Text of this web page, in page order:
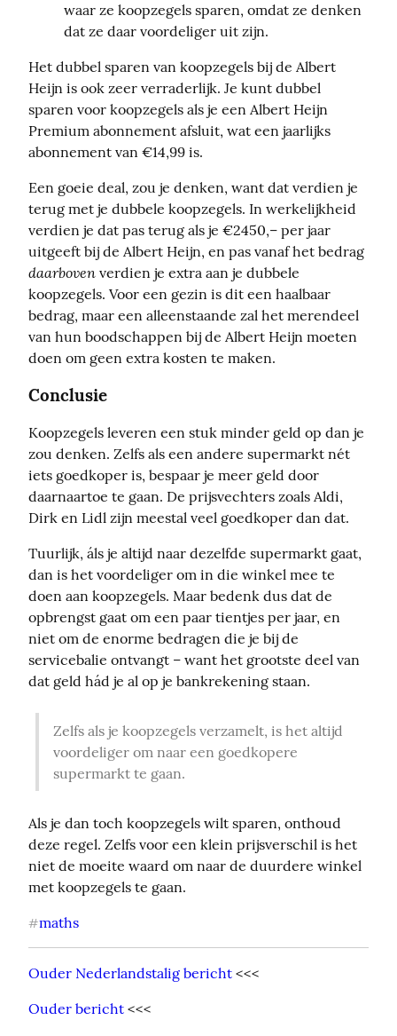
waar ze koopzegels sparen, omdat ze denken
dat ze daar voordeliger uit zijn.
Het dubbel sparen van koopzegels bij de Albert
Heijn is ook zeer verraderlijk. Je kunt dubbel
sparen voor koopzegels als je een Albert Heijn
Premium abonnement afsluit, wat een jaarlijks
abonnement van €14,99 is.
Een goeie deal, zou je denken, want dat verdien je
terug met je dubbele koopzegels. In werkelijkheid
verdien je dat pas terug als je €2450,– per jaar
daarboven verdien je extra aan je dubbele
koopzegels. Voor een gezin is dit een haalbaar
bedrag, maar een alleenstaande zal het merendeel
van hun boodschappen bij de Albert Heijn moeten
doen om geen extra kosten te maken.
Conclusie
Koopzegels leveren een stuk minder geld op dan je
zou denken. Zelfs als een andere supermarkt nét
iets goedkoper is, bespaar je meer geld door
daarnaartoe te gaan. De prijsvechters zoals Aldi,
Dirk en Lidl zijn meestal veel goedkoper dan dat.
Tuurlijk, áls je altijd naar dezelfde supermarkt gaat,
dan is het voordeliger om in die winkel mee te
doen aan koopzegels. Maar bedenk dus dat de
opbrengst gaat om een paar tientjes per jaar, en
niet om de enorme bedragen die je bij de
servicebalie ontvangt – want het grootste deel van
dat geld hád je al op je bankrekening staan.
Zelfs als je koopzegels verzamelt, is het altijd
voordeliger om naar een goedkopere
supermarkt te gaan.
Als je dan toch koopzegels wilt sparen, onthoud
deze regel. Zelfs voor een klein prijsverschil is het
niet de moeite waard om naar de duurdere winkel
met koopzegels te gaan.
#maths
Ouder Nederlandstalig bericht <<<
Ouder bericht <<<